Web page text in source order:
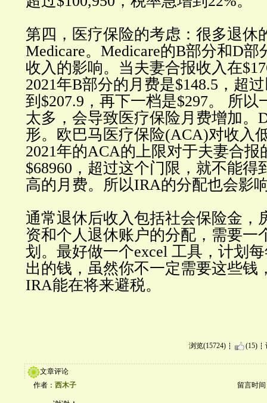
第四，医疗保险的考虑：很多退休
Medicare。Medicare的B部分和D
收入的影响。当夫妻合报收入在
2021年B部分的月费是$148.5，超
到$207.9，再下一档是$297。 所
太多，会导致医疗保险月费增加。
形。欧巴马医疗保险(ACA)对收入
2021年的ACA的上限对于夫妻合报
$68960，超过这个门限，就不能得
高的月费。所以IRA的分配也会影
通常退休后收入包括社会保险金，
资和个人退休账户的分配，需要一
划。最好做一个excel 工具，计划
出的钱，虽然你不一定需要这些钱
IRA能在将来避税。
浏览(15724) (15)
文章评论
作者： 西木子 留言时间